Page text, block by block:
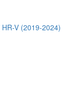
HR-V (2019-2024)